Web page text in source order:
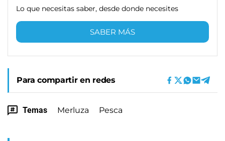
Lo que necesitas saber, desde donde necesites
SABER MÁS
Para compartir en redes
Temas Merluza Pesca